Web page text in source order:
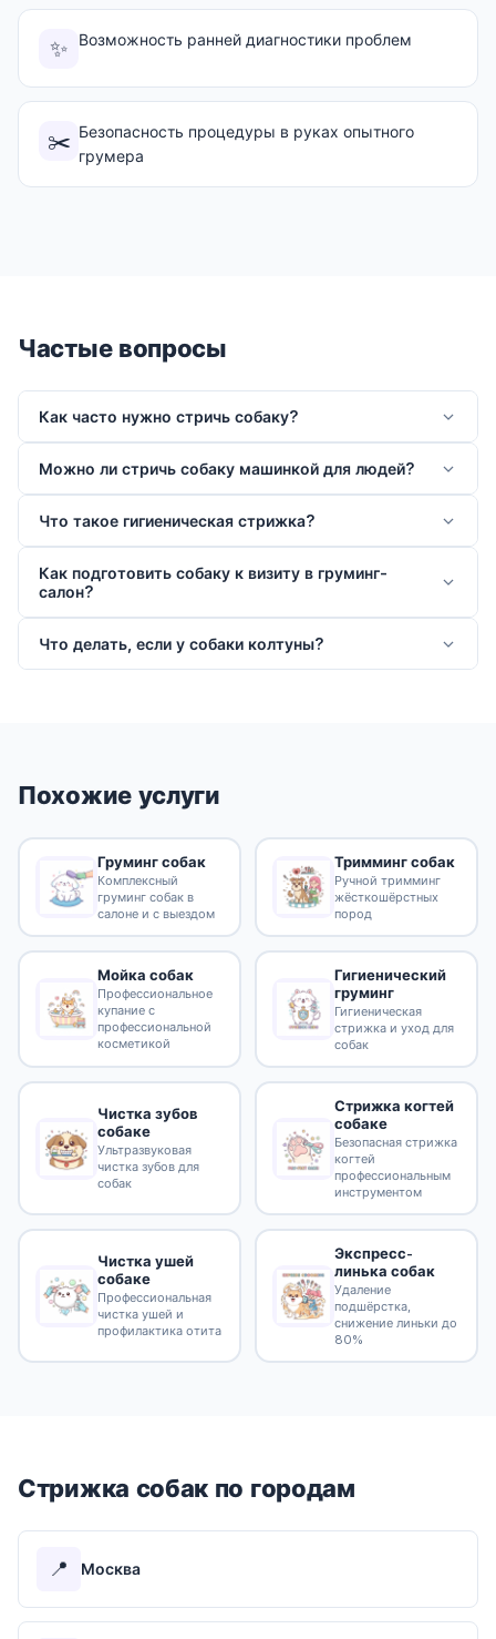
✨ Возможность ранней диагностики проблем
✂️ Безопасность процедуры в руках опытного
грумера
Частые вопросы
Как часто нужно стричь собаку?
Можно ли стричь собаку машинкой для людей?
Что такое гигиеническая стрижка?
Как подготовить собаку к визиту в груминг-
салон?
Что делать, если у собаки колтуны?
Похожие услуги
Груминг собак
Комплексный
груминг собак в
салоне и с выездом
Тримминг собак
Ручной тримминг
жёсткошёрстных
пород
Мойка собак
Профессиональное
купание с
профессиональной
косметикой
Гигиенический
груминг
Гигиеническая
стрижка и уход для
собак
Чистка зубов
собаке
Ультразвуковая
чистка зубов для
собак
Стрижка когтей
собаке
Безопасная стрижка
когтей
профессиональным
инструментом
Чистка ушей
собаке
Профессиональная
чистка ушей и
профилактика отита
Экспресс-
линька собак
Удаление
подшёрстка,
снижение линьки до
80%
Стрижка собак по городам
📍 Москва